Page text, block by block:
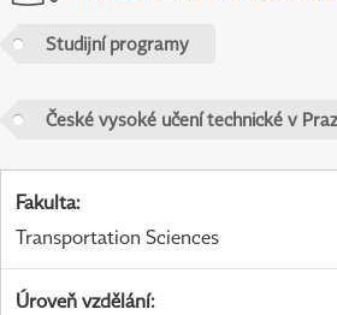
Studijní programy
České vysoké učení technické v
Fakulta:
Transportation Sciences
Úroveň vzdělání: